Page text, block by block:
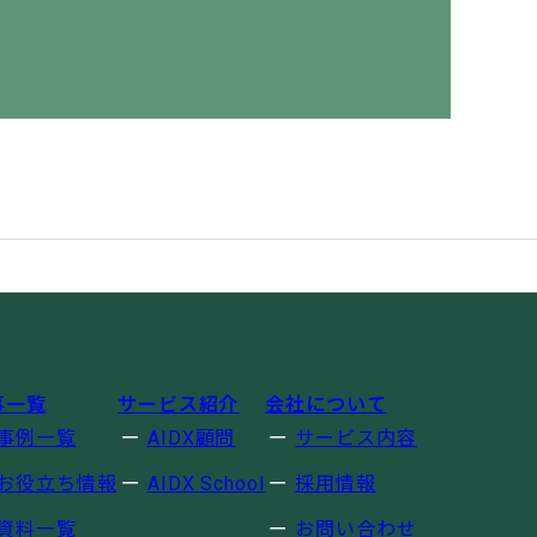
一覧
例一覧
役立ち情報
料一覧
サービス紹介
AIDX顧問
AIDX School
会社について
サービス内容
採用情報
お問い合わせ